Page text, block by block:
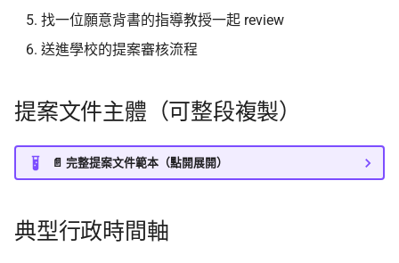
找一位願意背書的指導教授一起 review
送進學校的提案審核流程
提案文件主體（可整段複製）
📄 完整提案文件範本（點開展開）
典型行政時間軸